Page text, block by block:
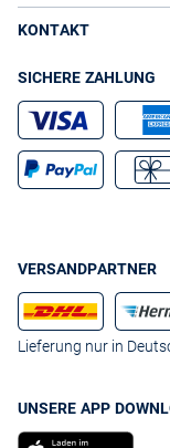
KONTAKT
SICHERE ZAHLUNG
VERSANDPARTNER
Lieferung nur in
UNSERE APP